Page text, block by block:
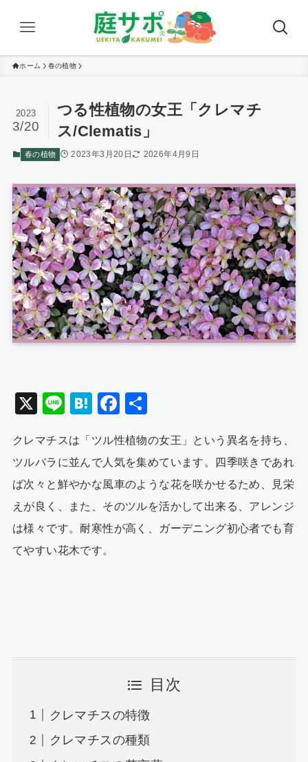
ホーム 春の植物
つる性植物の女王「クレマチ
ス/Clematis」
2023
3/20
春の植物 2023年3月20日 2026年4月9日
X
Li
e
H
e
n
a
F
c
e
b
o
o
クレマチスは「ツル性植物の女王」という異名を持ち、
ツルバラに並んで人気を集めています。四季咲きであれ
ば次々と鮮やかな風車のような花を咲かせるため、見栄
えが良く、また、そのツルを活かして出来る、アレンジ
は様々です。耐寒性が高く、ガーデニング初心者でも育
てやすい花木です。
目次
クレマチスの特徴
クレマチスの種類